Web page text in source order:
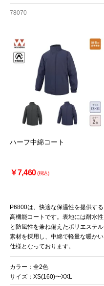
78070
ハーフ中綿コート
￥7,460(税込)
P6800は、快適な保温性を提供する
高機能コートです。表地には耐水性
と防風性を兼ね備えたポリエステル
素材を採用し、中綿で軽量な暖かい
仕様となっております。
カラー：全2色
サイズ：XS(160)〜XXL
お買い物を続ける